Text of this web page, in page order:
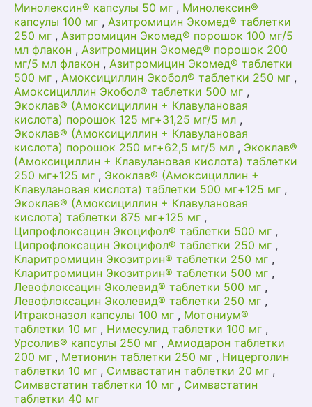
Минолексин® капсулы 50 мг , Минолексин®
капсулы 100 мг , Азитромицин Экомед® таблетки
250 мг , Азитромицин Экомед® порошок 100 мг/5
мл флакон , Азитромицин Экомед® порошок 200
мг/5 мл флакон , Азитромицин Экомед® таблетки
500 мг , Амоксициллин Экобол® таблетки 250 мг ,
Амоксициллин Экобол® таблетки 500 мг ,
Экоклав® (Амоксициллин + Клавулановая
кислота) порошок 125 мг+31,25 мг/5 мл ,
Экоклав® (Амоксициллин + Клавулановая
кислота) порошок 250 мг+62,5 мг/5 мл , Экоклав®
(Амоксициллин + Клавулановая кислота) таблетки
250 мг+125 мг , Экоклав® (Амоксициллин +
Клавулановая кислота) таблетки 500 мг+125 мг ,
Экоклав® (Амоксициллин + Клавулановая
кислота) таблетки 875 мг+125 мг ,
Ципрофлоксацин Экоцифол® таблетки 500 мг ,
Ципрофлоксацин Экоцифол® таблетки 250 мг ,
Кларитромицин Экозитрин® таблетки 250 мг ,
Кларитромицин Экозитрин® таблетки 500 мг ,
Левофлоксацин Эколевид® таблетки 500 мг ,
Левофлоксацин Эколевид® таблетки 250 мг ,
Итраконазол капсулы 100 мг , Мотониум®
таблетки 10 мг , Нимесулид таблетки 100 мг ,
Урсолив® капсулы 250 мг , Амиодарон таблетки
200 мг , Метионин таблетки 250 мг , Ницерголин
таблетки 10 мг , Симвастатин таблетки 20 мг ,
Симвастатин таблетки 10 мг , Симвастатин
таблетки 40 мг